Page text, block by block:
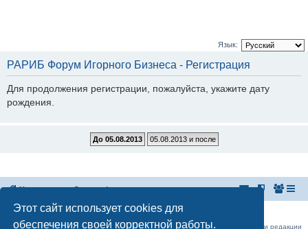
Этот сайт использует cookies для
обеспечения своей корректной работы.
Язык:
РАРИБ Форум Игорного Бизнеса - Регистрация
Для продолжения регистрации, пожалуйста, укажите дату
рождения.
На главную Список форумов
Российская Ассоциация Развития Игорного Бизнеса
Эл. почта:
admin@rarib.ru
office@rarib.ru
использование материалов сайта возможно только при письменном согласии редакции